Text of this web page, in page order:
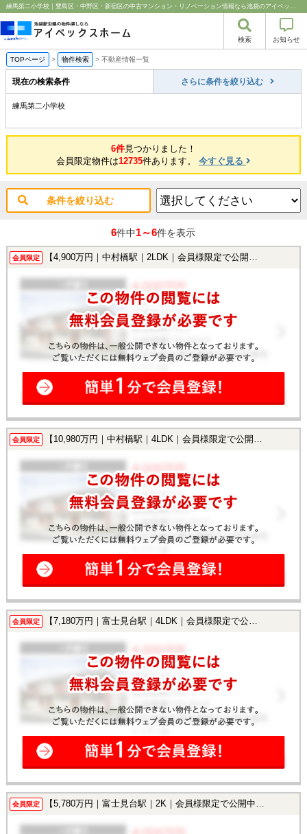
練馬第二小学校｜豊島区・中野区・新宿区の中古マンション・リノベーション情報なら池袋のアイベックスホーム！
検索 お知らせ
TOPページ > 物件検索 > 不動産情報一覧
現在の検索条件 さらに条件を絞り込む
練馬第二小学校
6件見つかりました！
会員限定物件は12735件あります。 今すぐ見る
条件を絞り込む
6件中1～6件を表示
会員限定 【4,900万円｜中村橋駅｜2LDK｜会員様限定で公開中！】
会員限定 【10,980万円｜中村橋駅｜4LDK｜会員様限定で公開中！】
会員限定 【7,180万円｜富士見台駅｜4LDK｜会員様限定で公開中！】
会員限定 【5,780万円｜富士見台駅｜2K｜会員様限定で公開中！】